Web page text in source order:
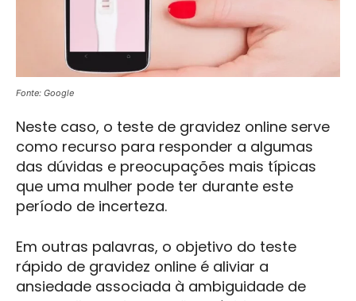
Fonte: Google
Neste caso, o teste de gravidez online serve
como recurso para responder a algumas
das dúvidas e preocupações mais típicas
que uma mulher pode ter durante este
período de incerteza.
Em outras palavras, o objetivo do teste
rápido de gravidez online é aliviar a
ansiedade associada à ambiguidade de